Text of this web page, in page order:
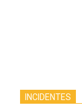
INCIDENTES